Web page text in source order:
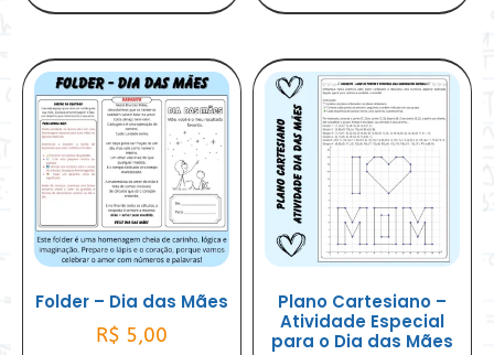
Folder – Dia das Mães
R$ 5,00
Plano Cartesiano –
Atividade Especial
para o Dia das Mães